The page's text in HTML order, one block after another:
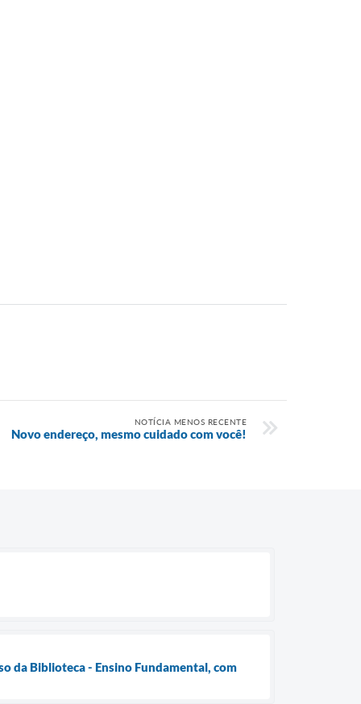
NOTÍCIA MENOS RECENTE
Novo endereço, mesmo cuidado com você!
da Biblioteca - Ensino Fundamental, com